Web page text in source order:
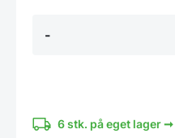
-
Nature
6 stk. på eget lager